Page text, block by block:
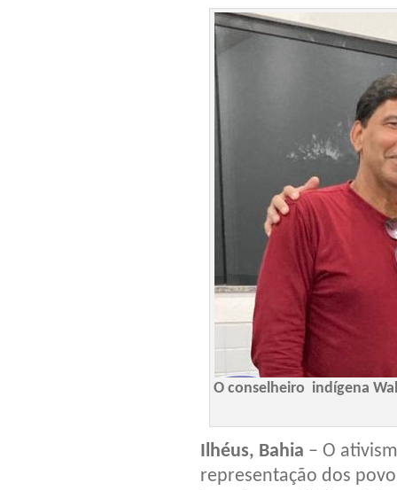
O conselheiro indígena
Ilhéus, Bahia – O
representação dos